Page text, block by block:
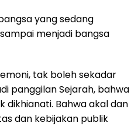
yang sedang
menjadi bangsa
tak boleh sekadar
panggilan Sejarah, bahwa
dikhianati. Bahwa akal dan
dan kebijakan publik